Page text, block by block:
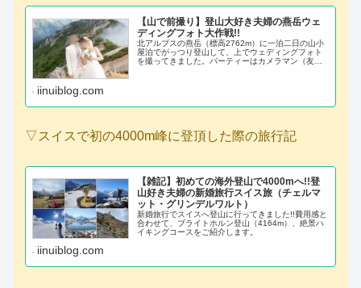
【山で前撮り】登山大好き夫婦の燕岳ウェ
ディングフォト大作戦!!
北アルプスの燕岳（標高2762m）に一泊二日の山小
屋泊でがっつり登山して、上でウェディングフォト
を撮ってきました。パーティーはカメラマン（友
iinuiblog.com
▽スイスで初の4000m峰に登頂した際の旅行記
【雑記】初めての海外登山で4000mへ!!登
山好き夫婦の新婚旅行スイス旅（チェルマ
ット・グリンデルワルト）
新婚旅行でスイスへ登山に行ってきました!!費用感と
合わせて、ブライトホルン登山（4164m）、絶景ハ
イキングコースをご紹介します。
iinuiblog.com